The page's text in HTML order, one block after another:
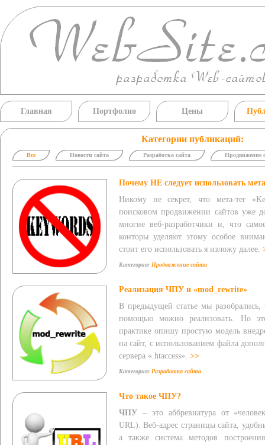
Главная Портфолио Цены
Категории публикаций:
Все Новости сайта Разработка сайта Продвижение
Почему НЕ следует использовать
Никому не секрет, что мета-тег
поисковом продвижении сайтов уже
многие веб-разработчики и, что
конторы уделяют этому особое
стоит его использовать я изложу далее.
Категория: Продвижение сайта
Реализация ЧПУ и «mod_rewrite»
В предыдущей статье мы разобрались,
помощью можно реализовать. Но
практике опишу простую модель
на сайт, с использованием файла
сервера «.htaccess». >>
Категория: Разработка сайта
Что такое ЧПУ?
ЧПУ – это аббревиатура от
URL). Веб-адрес страницы сайта,
а также система методов